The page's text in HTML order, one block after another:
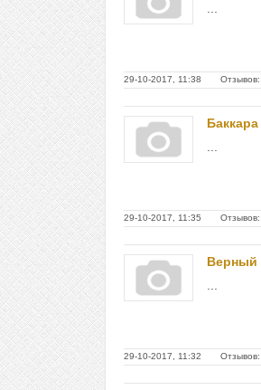
29-10-2017, 11:38 Отзывов:
Баккара
29-10-2017, 11:35 Отзывов:
Верный
29-10-2017, 11:32 Отзывов: